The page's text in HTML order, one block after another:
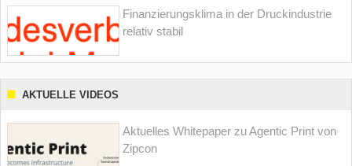
Finanzierungsklima in der Druckindustrie
relativ stabil
AKTUELLE VIDEOS
Aktuelles Whitepaper zu Agentic Print von
Zipcon